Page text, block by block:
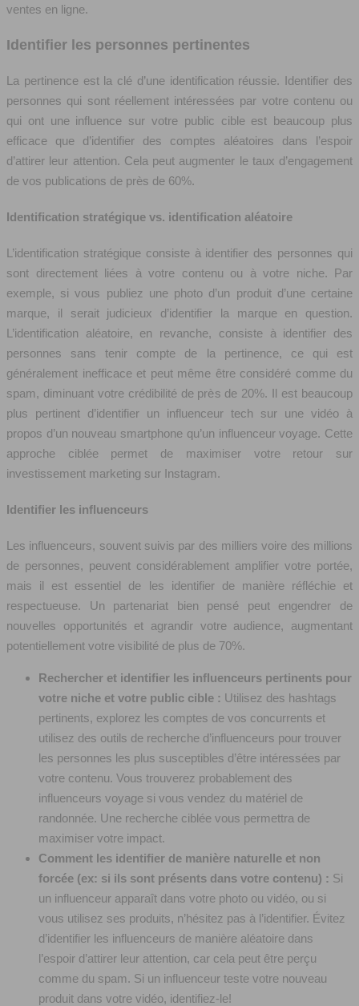
ventes en ligne.
Identifier les personnes pertinentes
La pertinence est la clé d’une identification réussie. Identifier des
personnes qui sont réellement intéressées par votre contenu ou
qui ont une influence sur votre public cible est beaucoup plus
efficace que d’identifier des comptes aléatoires dans l’espoir
d’attirer leur attention. Cela peut augmenter le taux d’engagement
de vos publications de près de 60%.
Identification stratégique vs. identification aléatoire
L’identification stratégique consiste à identifier des personnes qui
sont directement liées à votre contenu ou à votre niche. Par
exemple, si vous publiez une photo d’un produit d’une certaine
marque, il serait judicieux d’identifier la marque en question.
L’identification aléatoire, en revanche, consiste à identifier des
personnes sans tenir compte de la pertinence, ce qui est
généralement inefficace et peut même être considéré comme du
spam, diminuant votre crédibilité de près de 20%. Il est beaucoup
plus pertinent d’identifier un influenceur tech sur une vidéo à
propos d’un nouveau smartphone qu’un influenceur voyage. Cette
approche ciblée permet de maximiser votre retour sur
investissement marketing sur Instagram.
Identifier les influenceurs
Les influenceurs, souvent suivis par des milliers voire des millions
de personnes, peuvent considérablement amplifier votre portée,
mais il est essentiel de les identifier de manière réfléchie et
respectueuse. Un partenariat bien pensé peut engendrer de
nouvelles opportunités et agrandir votre audience, augmentant
potentiellement votre visibilité de plus de 70%.
Rechercher et identifier les influenceurs pertinents pour
votre niche et votre public cible : Utilisez des hashtags
pertinents, explorez les comptes de vos concurrents et
utilisez des outils de recherche d’influenceurs pour trouver
les personnes les plus susceptibles d’être intéressées par
votre contenu. Vous trouverez probablement des
influenceurs voyage si vous vendez du matériel de
randonnée. Une recherche ciblée vous permettra de
maximiser votre impact.
Comment les identifier de manière naturelle et non
forcée (ex: si ils sont présents dans votre contenu) : Si
un influenceur apparaît dans votre photo ou vidéo, ou si
vous utilisez ses produits, n’hésitez pas à l’identifier. Évitez
d’identifier les influenceurs de manière aléatoire dans
l’espoir d’attirer leur attention, car cela peut être perçu
comme du spam. Si un influenceur teste votre nouveau
produit dans votre vidéo, identifiez-le!